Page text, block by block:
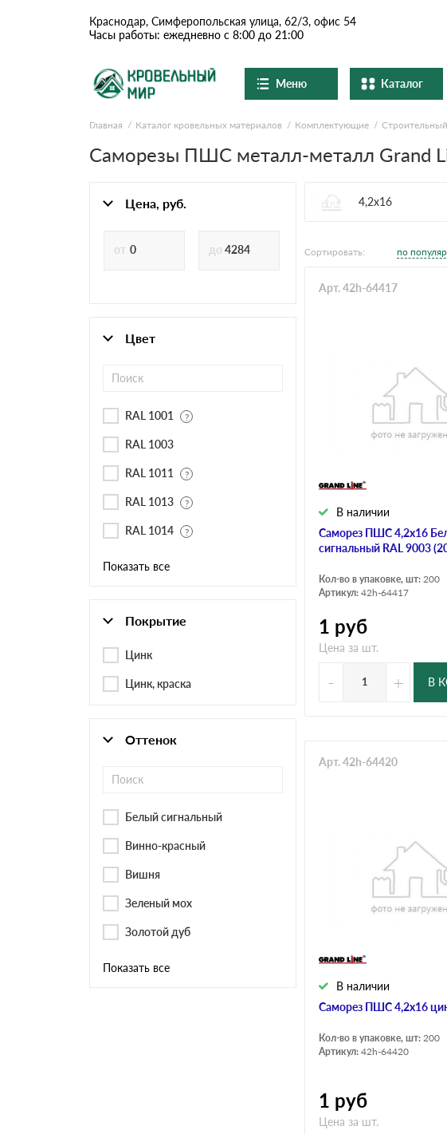
Краснодар, Симферопольская улица, 62/3, офис 54
Часы работы: ежедневно с 8:00 до 21:00
Меню
О компании
Доставка и оплата
Вопросы-ответы
Каталог
Ондулин и шифер
Главная Каталог кровельных материалов Комплектующие
Саморезы ПШС металл-металл Grand
Цена, руб.
Цвет
RAL 1001
RAL 1003
RAL 1011
RAL 1013
RAL 1014
Показать все
Покрытие
Цинк
Цинк, краска
Оттенок
Белый сигнальный
Винно-красный
Вишня
Зеленый мох
Золотой дуб
Показать все
4,2х16
Сортировать: по
Саморез ПШС 4,2х16
сигнальный RAL 9003
В наличии
Арт. 42h-64417
Кол-во в упаковке, шт: 200
Артикул: 42h-64417
1 руб
Цена за шт.
- + В
Саморез ПШС 4,2х16
В наличии
Арт. 42h-64420
Кол-во в упаковке, шт: 200
Артикул: 42h-64420
1 руб
Цена за шт.